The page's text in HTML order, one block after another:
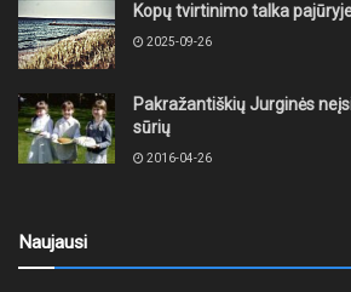
Kopų tvirtinimo talka
2025-09-26
Pakražantiškių Jurginės
sūrių
2016-04-26
Naujausi